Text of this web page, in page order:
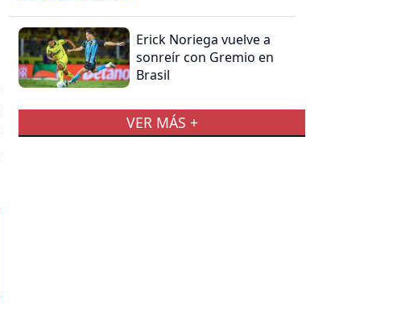
Erick Noriega vuelve a
sonreír con Gremio en
Brasil
VER MÁS +